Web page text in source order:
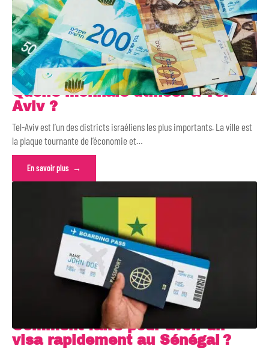
Quelle monnaie utiliser à Tel-
Aviv ?
Tel-Aviv est l’un des districts israéliens les plus importants. La ville est
la plaque tournante de l’économie et…
En savoir plus
Comment faire pour avoir un
visa rapidement au Sénégal ?